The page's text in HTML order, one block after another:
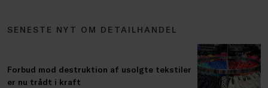
SENESTE NYT OM DETAILHANDEL
Forbud mod destruktion af usolgte tekstiler
er nu trådt i kraft